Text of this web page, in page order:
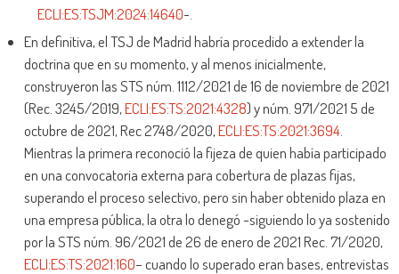
ECLI:ES:TSJM:2024:14640-.
En definitiva, el TSJ de Madrid habría procedido a extender la
doctrina que en su momento, y al menos inicialmente,
construyeron las STS núm. 1112/2021 de 16 de noviembre de 2021
(Rec. 3245/2019,ECLI:ES:TS:2021:4328) y núm. 971/2021 5 de
octubre de 2021, Rec 2748/2020,ECLI:ES:TS:2021:3694.
Mientras la primera reconoció la fijeza de quien había participado
en una convocatoria externa para cobertura de plazas fijas,
superando el proceso selectivo, pero sin haber obtenido plaza en
una empresa pública, la otra lo denegó -siguiendo lo ya sostenido
por la STS núm. 96/2021 de 26 de enero de 2021 Rec. 71/2020,
ECLI:ES:TS:2021:160– cuando lo superado eran bases, entrevistas